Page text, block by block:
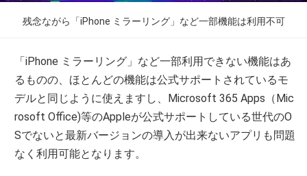
残念ながら「iPhone ミラーリング」など一部機能は利用不可
「iPhone ミラーリング」など一部利用できない機能はあ
るものの、ほとんどの機能は公式サポートされているモ
デルと同じように使えますし、Microsoft 365 Apps（Mic
rosoft Office)等のAppleが公式サポートしている世代のO
Sでないと最新バージョンの導入が出来ないアプリも問題
なく利用可能となります。